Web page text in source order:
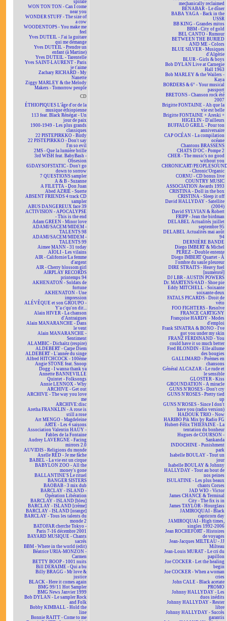
spirale
WON TON TON - Can I come
near you
WONDER STUFF - The size of
a cow
WOODENTOPS - You make me
feel
Yves DUTEIL - J'ai la guitare
qui me démange
Yves DUTEIL - Prendre un
enfant (à Martine)
Yves DUTEIL - Tarentelle
Yves SAINT-LAURENT - Paris
je t'aime
Zachary RICHARD - My
Nanette
Ziggy MARLEY & the Melody
Makers - Tomorrow people
CD
ÉTHIOPIQUES L'âge d'or de la
musique éthiopienne
113 feat. Black Rénégat - Un
jour de paix
1900-1949 - Les plus grands
classiques
22 PISTEPIRKKO - Birdy
22 PISTEPIRKKO - Don't say
I'm so evil
2MS - Que la lumière brille
3rd WISH feat. BabyBash -
Obsesion
65DAYSOFSTATIC - Don't go
down to sorrow
7 QUESTIONS sampler
A & B - Suzanne
A FILETTA - Don Juan
Abed AZRIÉ - Suerte
ABSENT FRIENDS 4 track CD
sampler
ABUS DANGEREUX face 39
ACTIVISION - APOCALYPSE
- This is the end
Adam GREEN - Minor love
ADAMI/SACEM/MIDEM -
TALENTS 98
ADAMI/SACEM/MIDEM -
TALENTS 99
Aimee MANN - 31 today
AÏOLI - Les vilains
AIR - Californie/La femme
d'argent
AIR - Cherry blossom girl
AIRPLAY RECORDS
printemps 94
AKHENATON - Soldats de
fortune
AKHENATON - Une
impression
ALÉVÊQUE et son GROUPO -
Y'a c'qu'on dit...
Alain HIVER - La chanson
d'Antraigues
Alain MANARANCHE - Dans
le vent
Alain MANARANCHE -
Sentiment
ALAMBIC - Dichaïtz (respire)
ALDEBERT - Carpe Diem
ALDEBERT - L'année du singe
Alfred HITCHCOCK - 100ème
Angie STONE feat. Snoop
Dogg - I wanna thank ya
Annette BANNEVILLE
Quintet - Folksongs
Annie LENNOX - Why
ARCHIVE - Get out
ARCHIVE - The way you love
me
ARCHIVE:disc
Aretha FRANKLIN - A rose is
still a rose
Art MENGO - Magdeleine
ARTE - Les 4 saisons
Association Valentin HAÜY -
Fables de la Fontaine
Audrey LAVERGNE - Facing
mirrors 2.0
AUVIDIS - Religions du monde
Axelle RED - Je me fâche
BABEL - La vie est un cirque
BABYLON ZOO - All the
money's gone
BALLANTINE'S Le rituel
BANGER SISTERS
BAOBAB - 3 mix dub
BARCLAY - ISLAND -
Opération Libération
BARCLAY - ISLAND [bleu]
BARCLAY - ISLAND [crème]
BARCLAY - ISLAND [orange]
BARCLAY - Tous les talents du
monde 2
BATOFAR cherche Tokyo -
Paris 7-16 décembre 2001
BAYARD MUSIQUE - Chants
sacrés
BBM - Where in the world (edit)
Béatrice URIA-MONZON -
Carmen
BETTY BOOP - 1001 nuits
Bill DERAIME - Qui a bu
Billy BRAGG - Mr love &
justice
BLACK - Here it comes again
BMG 99/11 Hot Sampler
BMG News Janvier 1999
Bob DYLAN - Le sampler Rock
and Folk
Bobby KIMBALL - Hold the
line
Bonnie RAITT - Come to me
mechanically reclaimed
BÉNABAR - Le dîner
BABA YAGA - Back in the
USSR
BB KING - Grandes mitos
BBM - City of gold
BEL CANTO - Rumour
BETWEEN THE BURIED
AND ME - Colors
BLUE SILVER - Musiques
d'Algérie
BLUR - Girls & boys
Bob DYLAN Live at Carnegie
Hall 1963
Bob MARLEY & the Wailers -
Kaya
BORDERS & 6° - Your musical
passport
BRETONS - Chanson rock été
2007
Brigitte FONTAINE - Ah que la
vie est belle
Brigitte FONTAINE + Areski +
HIGELIN - D'ailleurs
BUFFALO GRILL - Pour ton
anniversaire
CAP OCÉAN - La compilation
océane
Chantons BRASSENS
CHATS D'OC - Pompe 2
CHER - The music's no good
without you
CHRONICART/
- Chronic'Organic
CORNU - CD bonus live
COUNTRY MUSIC
ASSOCIATION Awards 1993
CRISTINA - Doll in the box
CRISTINA - Sleep it off
David HALLYDAY - Satellite
(2004)
David SYLVIAN & Robert
FRIPP - Jean the birdman
DELABEL Actualités juillet
septembre 95
DELABEL Actualités mai août
94
DERNIÈRE BANDE
Diego IMBERT & Michel
PEREZ - Double entente
Diego IMBERT Quartet - À
l'ombre du saule pleureur
DIRE STRAITS - Heavy fuel
[numéroté]
DJ LBR - AUSTIN POWERS
Dr. MARTENS/4AD - Shoe pie
Eddy MITCHELL - Soixante
soixante-deux
FATALS PICARDS - Droit de
véto
FOO FIGHTERS - Resolve
FRANCE CARTIGNY
Françoise HARDY - Modes
d'emploi
Frank SINATRA & BONO - I've
got you under my skin
FRANZ FERDINAND - You
could have it so much better
Fred BLONDIN - Elle allume
des bougies
GALLIMARD - Poèmes en
chansons
Général ALCAZAR - Le rude et
le sensible
GLOSTER - Kiss
GROUNDATION - A miracle
GUNS N'ROSES - Don't cry
GUNS N'ROSES - Pretty tied
up
GUNS N'ROSES - Since I don't
have you (radio version)
HADOUK TRIO - Now
HARIBO Pik Mix by Radio FG
Hubert-Félix THIÉFAINE - La
tentation du bonheur
Hugues de COURSON -
Sankanda
INDOCHINE - Punishment
park
Isabelle BOULAY - Tout un
jour
Isabelle BOULAY & Johnny
HALLYDAY - Tout au bout de
nos peines
ISULATINE - Les plus beaux
chants Corses
JAD WIO - Victor
James CHANCE & Terminal
City - The fix is in
James TAYLOR - Hourglass
JAMIROQUAI - Black
capricorn day
JAMIROQUAI - High times,
singles 1992-2006
Jean ROCHEFORT - Histoires
de voyages
Jean-Jacques MILTEAU - JJ
Milteau
Jean-Louis MURAT - Le cri du
papillon
Joe COCKER - Let the healing
begin
Joe COCKER - When a woman
cries
John CALE - Black acetate
PROMO
Johnny HALLYDAY - Les
duos inédits
Johnny HALLYDAY - Rester
libre
Johnny HALLYDAY - Succès
garantis